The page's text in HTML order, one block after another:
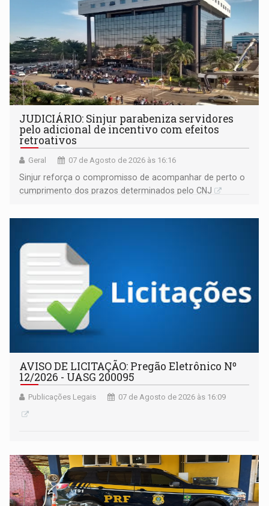
JUDICIÁRIO: Sinjur parabeniza servidores
pelo adicional de incentivo com efeitos
retroativos
Geral 07 de Agosto de 2026 às 16:16
Sinjur reforça o compromisso de acompanhar de perto o
cumprimento dos prazos determinados pelo CNJ
AVISO DE LICITAÇÃO: Pregão Eletrônico Nº
12/2026 - UASG 200095
Publicações Legais 07 de Agosto de 2026 às 16:09